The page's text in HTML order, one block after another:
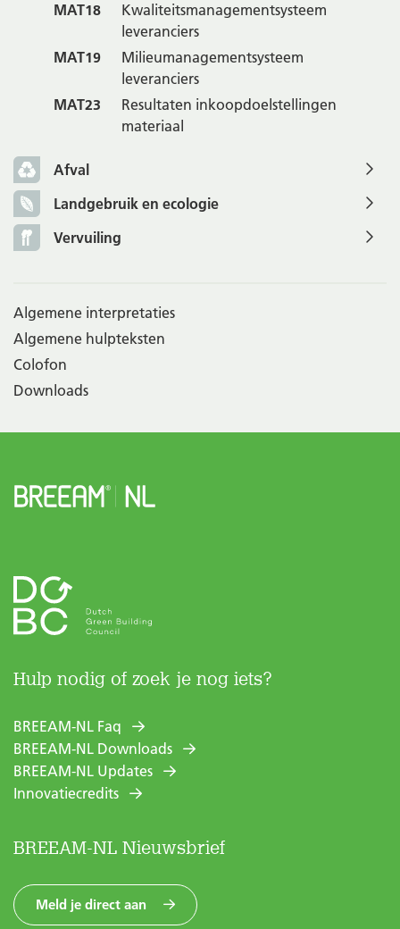
MAT18
Kwaliteitsmanagementsysteem
leveranciers
MAT19
Milieumanagementsysteem
leveranciers
MAT23
Resultaten inkoopdoelstellingen
materiaal
Afval
Landgebruik en ecologie
Vervuiling
Algemene interpretaties
Algemene hulpteksten
Colofon
Downloads
Hulp nodig of zoek je nog iets?
BREEAM-NL Faq
BREEAM-NL Downloads
BREEAM-NL Updates
Innovatiecredits
BREEAM-NL Nieuwsbrief
Meld je direct aan